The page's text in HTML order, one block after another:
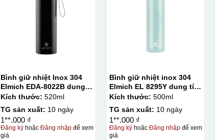
Bình giữ nhiệt Inox 304
Elmich EDA-8022B dung
tích 520ml
Kích thước: 520ml
TG sản xuất: 10 ngày
1**.000 ₫
Đăng ký hoặcĐăng nhập để xem
giá
Bình giữ nhiệt inox 304
Elmich EL 8295Y dung tích
500ml
Kích thước: 500ml
TG sản xuất: 10 ngày
1**.000 ₫
Đăng kýhoặc Đăng nhậpđể xem
giá